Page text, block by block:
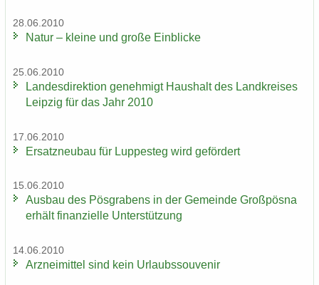
28.06.2010
Natur – klei­ne und große Ein­bli­cke
25.06.2010
Lan­des­di­rek­ti­on ge­neh­migt Haus­halt des Land­krei­ses
Leip­zig für das Jahr 2010
17.06.2010
Er­satz­neu­bau für Lup­pe­steg wird ge­för­dert
15.06.2010
Aus­bau des Pös­gra­bens in der Ge­mein­de Groß­pös­na
er­hält fi­nan­zi­el­le Un­ter­stüt­zung
14.06.2010
Arz­nei­mit­tel sind kein Ur­laubs­sou­ve­nir